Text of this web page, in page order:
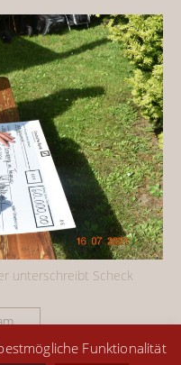
unterschreibt Scheck
Funktionalität